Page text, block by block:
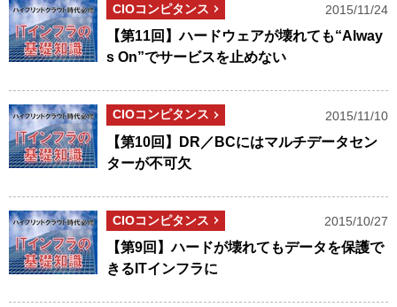
CIOコンピタンス 2015/11/24
【第11回】ハードウェアが壊れても“Alway
s On”でサービスを止めない
CIOコンピタンス 2015/11/10
【第10回】DR／BCにはマルチデータセン
ターが不可欠
CIOコンピタンス 2015/10/27
【第9回】ハードが壊れてもデータを保護で
きるITインフラに